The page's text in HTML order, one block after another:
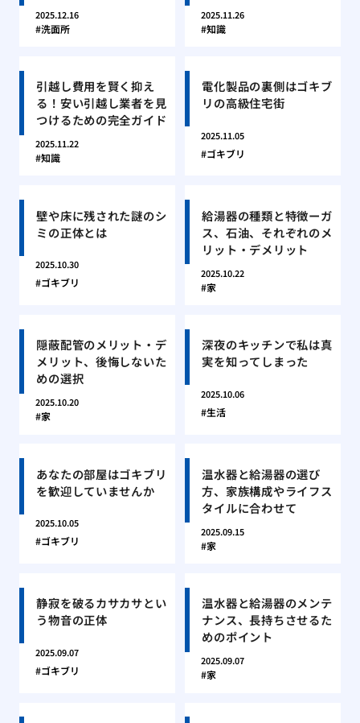
2025.12.16
洗面所
2025.11.26
知識
引越し費用を賢く抑え
る！安い引越し業者を見
つけるための完全ガイド
2025.11.22
知識
電化製品の裏側はゴキブ
リの高級住宅街
2025.11.05
ゴキブリ
壁や床に残された謎のシ
ミの正体とは
2025.10.30
ゴキブリ
給湯器の種類と特徴ーガ
ス、石油、それぞれのメ
リット・デメリット
2025.10.22
家
隠蔽配管のメリット・デ
メリット、後悔しないた
めの選択
2025.10.20
家
深夜のキッチンで私は真
実を知ってしまった
2025.10.06
生活
あなたの部屋はゴキブリ
を歓迎していませんか
2025.10.05
ゴキブリ
温水器と給湯器の選び
方、家族構成やライフス
タイルに合わせて
2025.09.15
家
静寂を破るカサカサとい
う物音の正体
2025.09.07
ゴキブリ
温水器と給湯器のメンテ
ナンス、長持ちさせるた
めのポイント
2025.09.07
家